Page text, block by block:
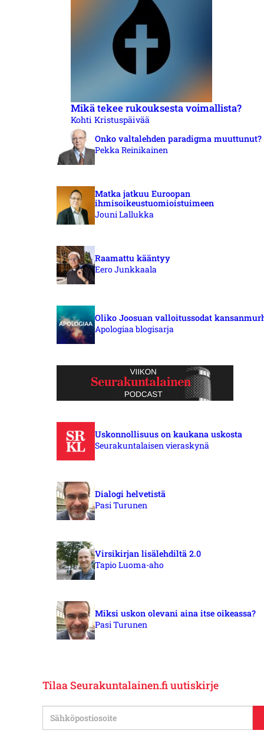
Mikä tekee rukouksesta voimallista?
Kohti Kristuspäivää
Onko valtalehden paradigma muuttunut?
Pekka Reinikainen
Matka jatkuu Euroopan
ihmisoikeustuomioistuimeen
Jouni Lallukka
Raamattu kääntyy
Eero Junkkaala
Oliko Joosuan valloitussodat
Apologiaa blogisarja
Uskonnollisuus on kaukana uskosta
Seurakuntalaisen vieraskynä
Dialogi helvetistä
Pasi Turunen
Virsikirjan lisälehdiltä 2.0
Tapio Luoma-aho
Miksi uskon olevani aina itse oikeassa?
Pasi Turunen
Tilaa Seurakuntalainen.fi uutiskirje